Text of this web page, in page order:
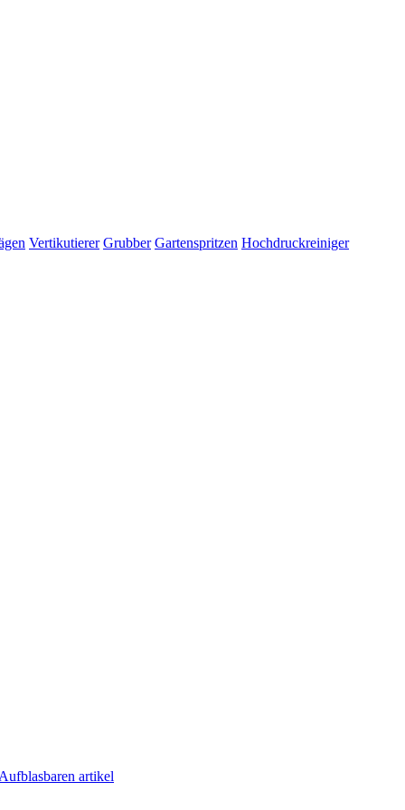
Vertikutierer Grubber Gartenspritzen Hochdruckreiniger
Aufblasbaren artikel